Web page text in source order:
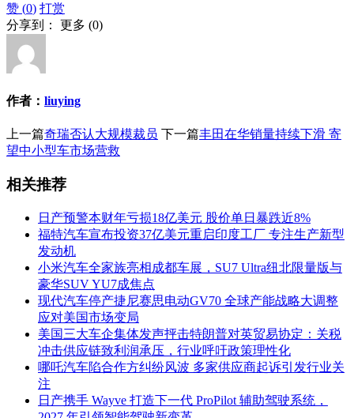
赞 (0) 打赏
分享到： 更多 (0)
作者： liuying
上一篇奇瑞否认大规模裁员 下一篇丰田在华销量持续下滑 寄
望中小型车市场营救
相关推荐
日产预警本财年亏损18亿美元 股价单日暴跌近8%
福特汽车宣布投资37亿美元重启印度工厂 专注生产新型
发动机
小米汽车全家族亮相成都车展，SU7 Ultra纽北限量版与
豪华SUV YU7成焦点
现代汽车停产捷尼赛思电动GV70 全球产能战略大调整
应对美国市场变局
美国三大车企集体发声抨击特朗普对英贸易协定：关税
冲击供应链致利润承压，行业呼吁政策理性化
哪吒汽车陷合作方纠纷风波 多家供应商起诉引发行业关
注
日产携手 Wayve 打造下一代 ProPilot 辅助驾驶系统，